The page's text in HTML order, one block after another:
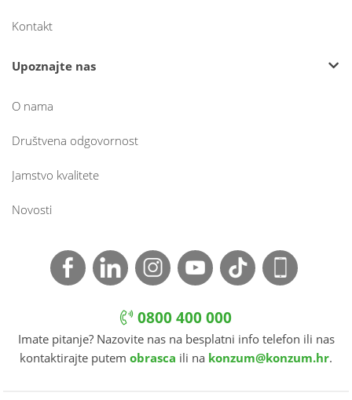
Kontakt
Upoznajte nas
O nama
Društvena odgovornost
Jamstvo kvalitete
Novosti
0800 400 000
Imate pitanje? Nazovite nas na besplatni info telefon ili nas
kontaktirajte putem obrasca ili na konzum@konzum.hr.